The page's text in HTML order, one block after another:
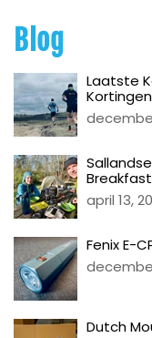
Blog
Laatste
Kortingen
Breakfast
april 13,
Fenix E-
Dutch